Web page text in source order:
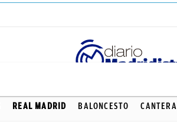
REAL MADRID BALONCESTO CANTERA